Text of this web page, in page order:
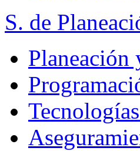
S. de
Planeación